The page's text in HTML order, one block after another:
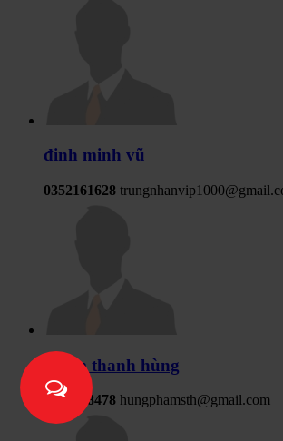
đinh minh vũ
0352161628
phạm thanh hùng
0907898478 hungphamsth@gmail.com